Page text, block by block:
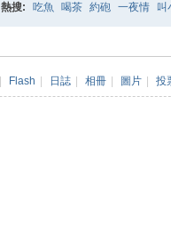
熱搜: 吃魚 喝茶 約砲 一夜情 叫
Flash 日誌 相冊 圖片 投